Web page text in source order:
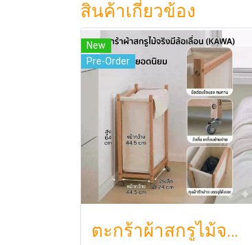
สินค้าเกี่ยวข้อง
New
Pre-Order
ตะกร้าผ้าสกรูไม้จริง ขนา 44.5cm รุ่น KAWA Minimalist สไตล์ญี่ปุ่นเคลื่อนที่ได้ มีล้อเลื่อน (KAWA)